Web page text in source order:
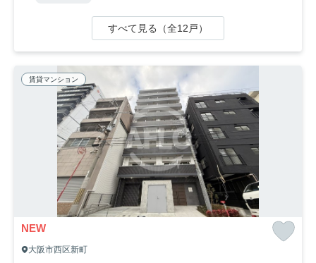
すべて見る（全12戸）
賃貸マンション
NEW
大阪市西区新町